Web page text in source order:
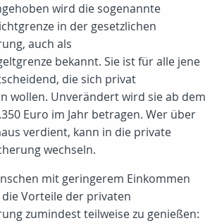
wird die sogenannte
in der gesetzlichen
auch als
bekannt. Sie ist für alle jene
die sich privat
wollen. Unverändert wird sie ab dem
Euro im Jahr betragen. Wer über
verdient, kann in die private
wechseln.
mit geringerem Einkommen
Vorteile der privaten
zumindest teilweise zu genießen: